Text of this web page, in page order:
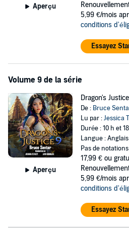
Aperçu
5,99 €/mois
conditions
Essayez
Volume 9 de la série
Aperçu
Dragon's
De : Bruce
Lu par :Jessica
Durée : 10 h et
Langue : Anglais
Pas de notations
17,99 € ou
5,99 €/mois
conditions
Essayez